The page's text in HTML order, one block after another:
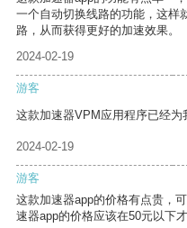
一个自动切换线路的功能，这样
路，从而获得更好的加速效果。
2024-02-19
游客
这款加速器VPM应用程序已经为
2024-02-19
游客
这款加速器app的价格有点贵，
速器app的价格应该在50元以下才